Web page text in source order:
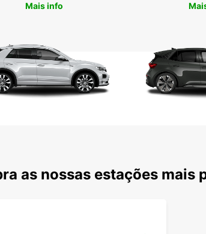
Mais info
as nossas estações mais